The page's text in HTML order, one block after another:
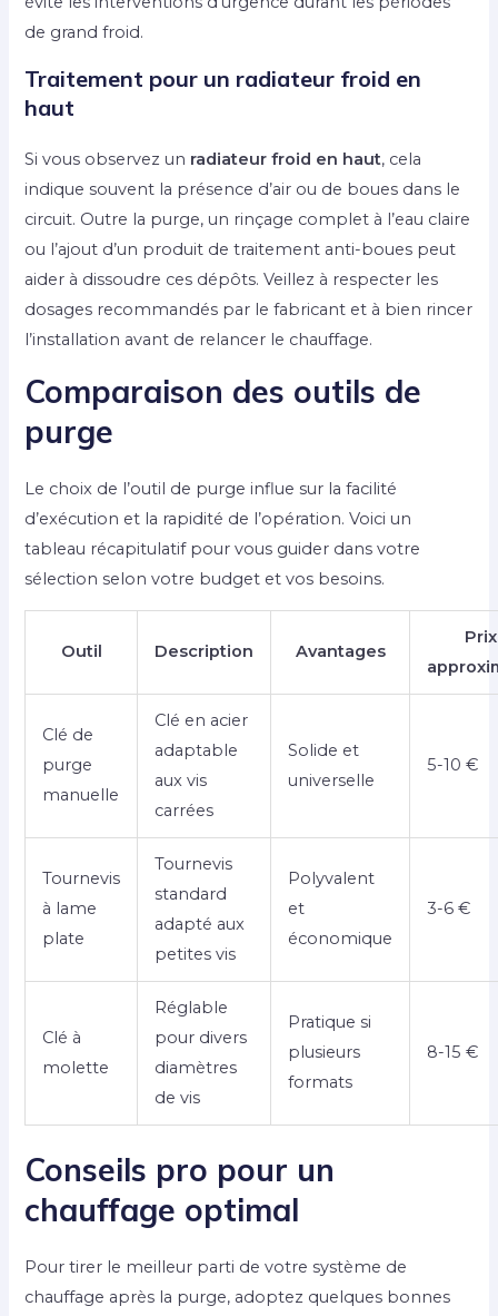
de grand froid.
Traitement pour un radiateur froid en
haut
Si vous observez un radiateur froid en haut, cela
indique souvent la présence d’air ou de boues dans le
circuit. Outre la purge, un rinçage complet à l’eau claire
ou l’ajout d’un produit de traitement anti-boues peut
aider à dissoudre ces dépôts. Veillez à respecter les
dosages recommandés par le fabricant et à bien rincer
l’installation avant de relancer le chauffage.
Comparaison des outils de
purge
Le choix de l’outil de purge influe sur la facilité
d’exécution et la rapidité de l’opération. Voici un
tableau récapitulatif pour vous guider dans votre
sélection selon votre budget et vos besoins.
Outil Description Avantages
Prix
Clé de
purge
manuelle
Clé en acier
adaptable
aux vis
carrées
Solide et
universelle
5-10 €
Tournevis
à lame
plate
Tournevis
standard
adapté aux
petites vis
Polyvalent
et
économique
3-6 €
Clé à
molette
Réglable
pour divers
diamètres
de vis
Pratique si
plusieurs
formats
8-15 €
Conseils pro pour un
chauffage optimal
Pour tirer le meilleur parti de votre système de
chauffage après la purge, adoptez quelques bonnes